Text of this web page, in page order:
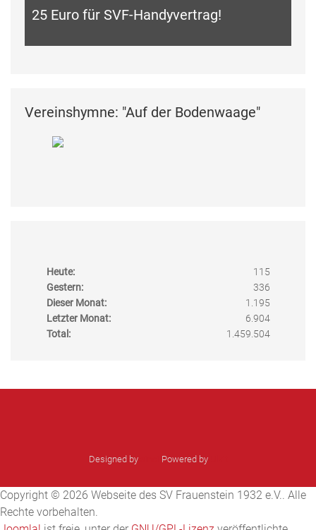
25 Euro für SVF-Handyvertrag!
Vereinshymne: "Auf der Bodenwaage"
Heute:
115
Gestern:
336
Dieser Monat:
1.195
Letzter Monat:
6.904
Total:
1.459.504
Designed by Powered by
Copyright © 2026 Webseite des SV Frauenstein 1932 e.V.. Alle
Rechte vorbehalten.